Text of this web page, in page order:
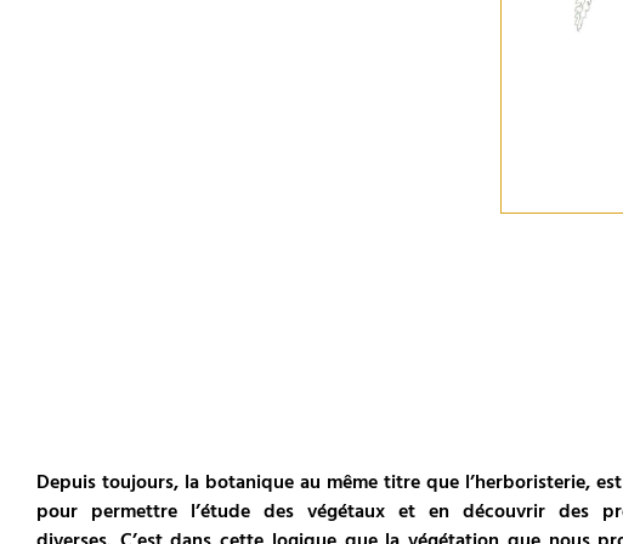
Depuis toujours, la botanique au même titre que l’herboristerie,
pour permettre l’étude des végétaux et en découvrir des